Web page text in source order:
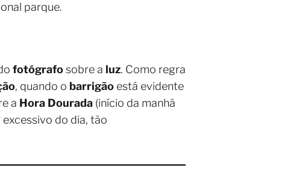
parque.
fotógrafosobre a luz. Como regra
, quando o barrigão está evidente
a Hora Dourada (início da manhã
do dia, tão